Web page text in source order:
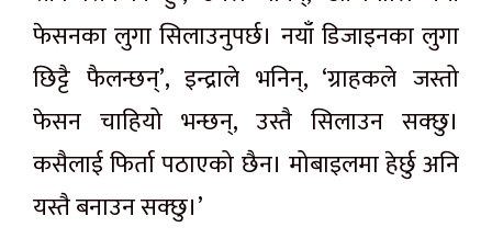
फेसनका लुगा सिलाउनुपर्छ। नयाँ डिजाइनका लुगा
छिट्टै फैलन्छन्’, इन्द्राले भनिन्, ‘ग्राहकले जस्तो
फेसन चाहियो भन्छन्, उस्तै सिलाउन सक्छु।
कसैलाई फिर्ता पठाएको छैन। मोबाइलमा हेर्छु अनि
यस्तै बनाउन सक्छु।’